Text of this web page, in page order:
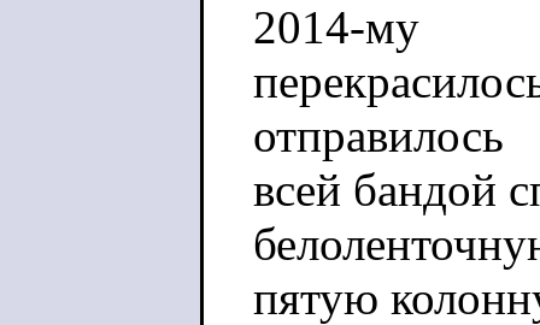
2014-му
отправилось
всей бандой
пятую